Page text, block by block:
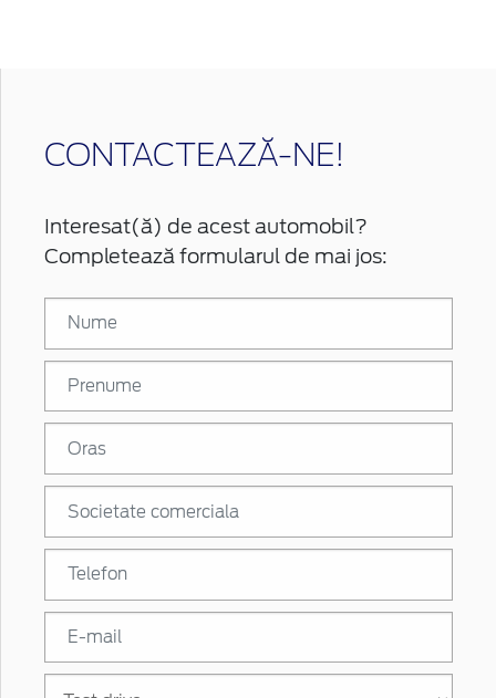
CONTACTEAZĂ-NE!
Interesat(ă) de acest automobil?
Completează formularul de mai jos: